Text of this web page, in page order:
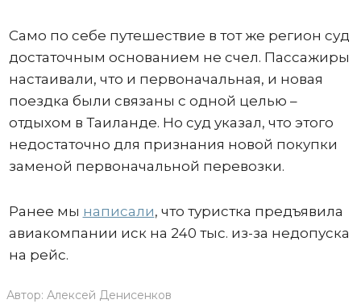
Само по себе путешествие в тот же регион суд
достаточным основанием не счел. Пассажиры
настаивали, что и первоначальная, и новая
поездка были связаны с одной целью –
отдыхом в Таиланде. Но суд указал, что этого
недостаточно для признания новой покупки
заменой первоначальной перевозки.
Ранее мы написали, что туристка предъявила
авиакомпании иск на 240 тыс. из-за недопуска
на рейс.
Автор: Алексей Денисенков